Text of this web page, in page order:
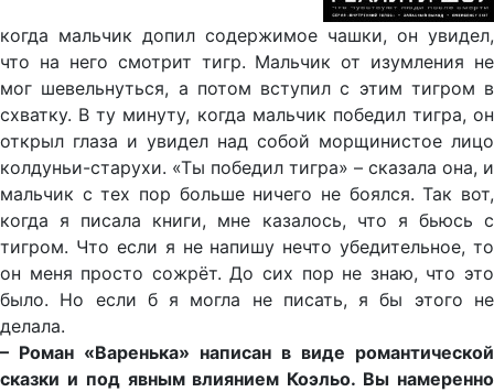
когда мальчик допил содержимое чашки, он увидел,
что на него смотрит тигр. Мальчик от изумления не
мог шевельнуться, а потом вступил с этим тигром в
схватку. В ту минуту, когда мальчик победил тигра, он
открыл глаза и увидел над собой морщинистое лицо
колдуньи-старухи. «Ты победил тигра» – сказала она, и
мальчик с тех пор больше ничего не боялся. Так вот,
когда я писала книги, мне казалось, что я бьюсь с
тигром. Что если я не напишу нечто убедительное, то
он меня просто сожрёт. До сих пор не знаю, что это
было. Но если б я могла не писать, я бы этого не
делала.
– Роман «Варенька» написан в виде романтической
сказки и под явным влиянием Коэльо. Вы намеренно